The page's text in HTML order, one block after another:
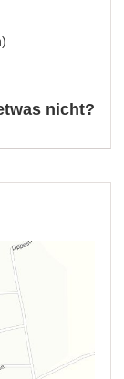
nicht?